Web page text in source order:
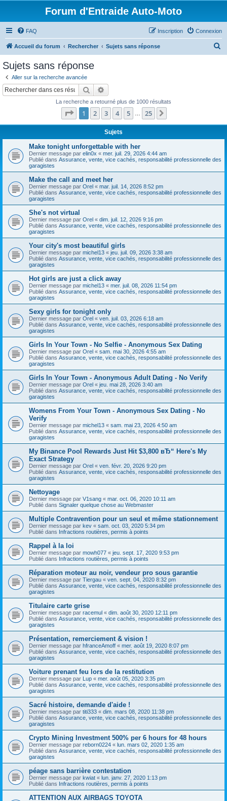
Forum d'Entraide Auto-Moto
FAQ Connexion
Inscription
Accueil du forum Rechercher Sujets sans réponse
Sujets sans réponse
Aller sur la recherche avancée
Rechercher
La recherche a retourné plus de 1000 résultats
Page 1sur25
1 2 3 4 5 25
Sujets
Make tonight unforgettable with her
Dernier message par elin0x « mer. juil. 29, 2026 4:44 am
Publié dans Assurance, vente, vice cachés, responsabilité professionnelle des
garagistes
Make the call and meet her
Dernier message par Orel « mar. juil. 14, 2026 8:52 pm
Publié dans Assurance, vente, vice cachés, responsabilité professionnelle des
garagistes
She's not virtual
Dernier message par Orel « dim. juil. 12, 2026 9:16 pm
Publié dans Assurance, vente, vice cachés, responsabilité professionnelle des
garagistes
Your city's most beautiful girls
Dernier message par michel13 « jeu. juil. 09, 2026 3:38 am
Publié dans Assurance, vente, vice cachés, responsabilité professionnelle des
garagistes
Hot girls are just a click away
Dernier message par michel13 « mer. juil. 08, 2026 11:54 pm
Publié dans Assurance, vente, vice cachés, responsabilité professionnelle des
garagistes
Sexy girls for tonight only
Dernier message par Orel « ven. juil. 03, 2026 6:18 am
Publié dans Assurance, vente, vice cachés, responsabilité professionnelle des
garagistes
Girls In Your Town - No Selfie - Anonymous Sex Dating
Dernier message par Orel « sam. mai 30, 2026 4:55 am
Publié dans Assurance, vente, vice cachés, responsabilité professionnelle des
garagistes
Girls In Your Town - Anonymous Adult Dating - No Verify
Dernier message par Orel « jeu. mai 28, 2026 3:40 am
Publié dans Assurance, vente, vice cachés, responsabilité professionnelle des
garagistes
Womens From Your Town - Anonymous Sex Dating - No
Verify
Dernier message par michel13 « sam. mai 23, 2026 4:50 am
Publié dans Assurance, vente, vice cachés, responsabilité professionnelle des
garagistes
My Binance Pool Rewards Just Hit $3,800 вЂ“ Here's My
Exact Strategy
Dernier message par Orel « ven. févr. 20, 2026 9:20 pm
Publié dans Assurance, vente, vice cachés, responsabilité professionnelle des
garagistes
Nettoyage
Dernier message par V1sang « mar. oct. 06, 2020 10:11 am
Publié dans Signaler quelque chose au Webmaster
Multiple Contravention pour un seul et même stationnement
Dernier message par kev « sam. oct. 03, 2020 5:34 pm
Publié dans Infractions routières, permis à points
Rappel à la loi
Dernier message par mowh077 « jeu. sept. 17, 2020 9:53 pm
Publié dans Infractions routières, permis à points
Réparation moteur au noir, vendeur pro sous garantie
Dernier message par Tiergau « ven. sept. 04, 2020 8:32 pm
Publié dans Assurance, vente, vice cachés, responsabilité professionnelle des
garagistes
Titulaire carte grise
Dernier message par racemul « dim. août 30, 2020 12:11 pm
Publié dans Assurance, vente, vice cachés, responsabilité professionnelle des
garagistes
Présentation, remerciement & vision !
Dernier message par hfranceAmoff « mer. août 19, 2020 8:07 pm
Publié dans Assurance, vente, vice cachés, responsabilité professionnelle des
garagistes
Voiture prenant feu lors de la restitution
Dernier message par Lup « mer. août 05, 2020 3:35 pm
Publié dans Assurance, vente, vice cachés, responsabilité professionnelle des
garagistes
Sacré histoire, demande d'aide !
Dernier message par titi333 « dim. mars 08, 2020 11:38 pm
Publié dans Assurance, vente, vice cachés, responsabilité professionnelle des
garagistes
Crypto Mining Investment 500% per 6 hours for 48 hours
Dernier message par reborn0224 « lun. mars 02, 2020 1:35 am
Publié dans Assurance, vente, vice cachés, responsabilité professionnelle des
garagistes
péage sans barrière contestation
Dernier message par kwiat « lun. janv. 27, 2020 1:13 pm
Publié dans Infractions routières, permis à points
ATTENTION AUX AIRBAGS TOYOTA